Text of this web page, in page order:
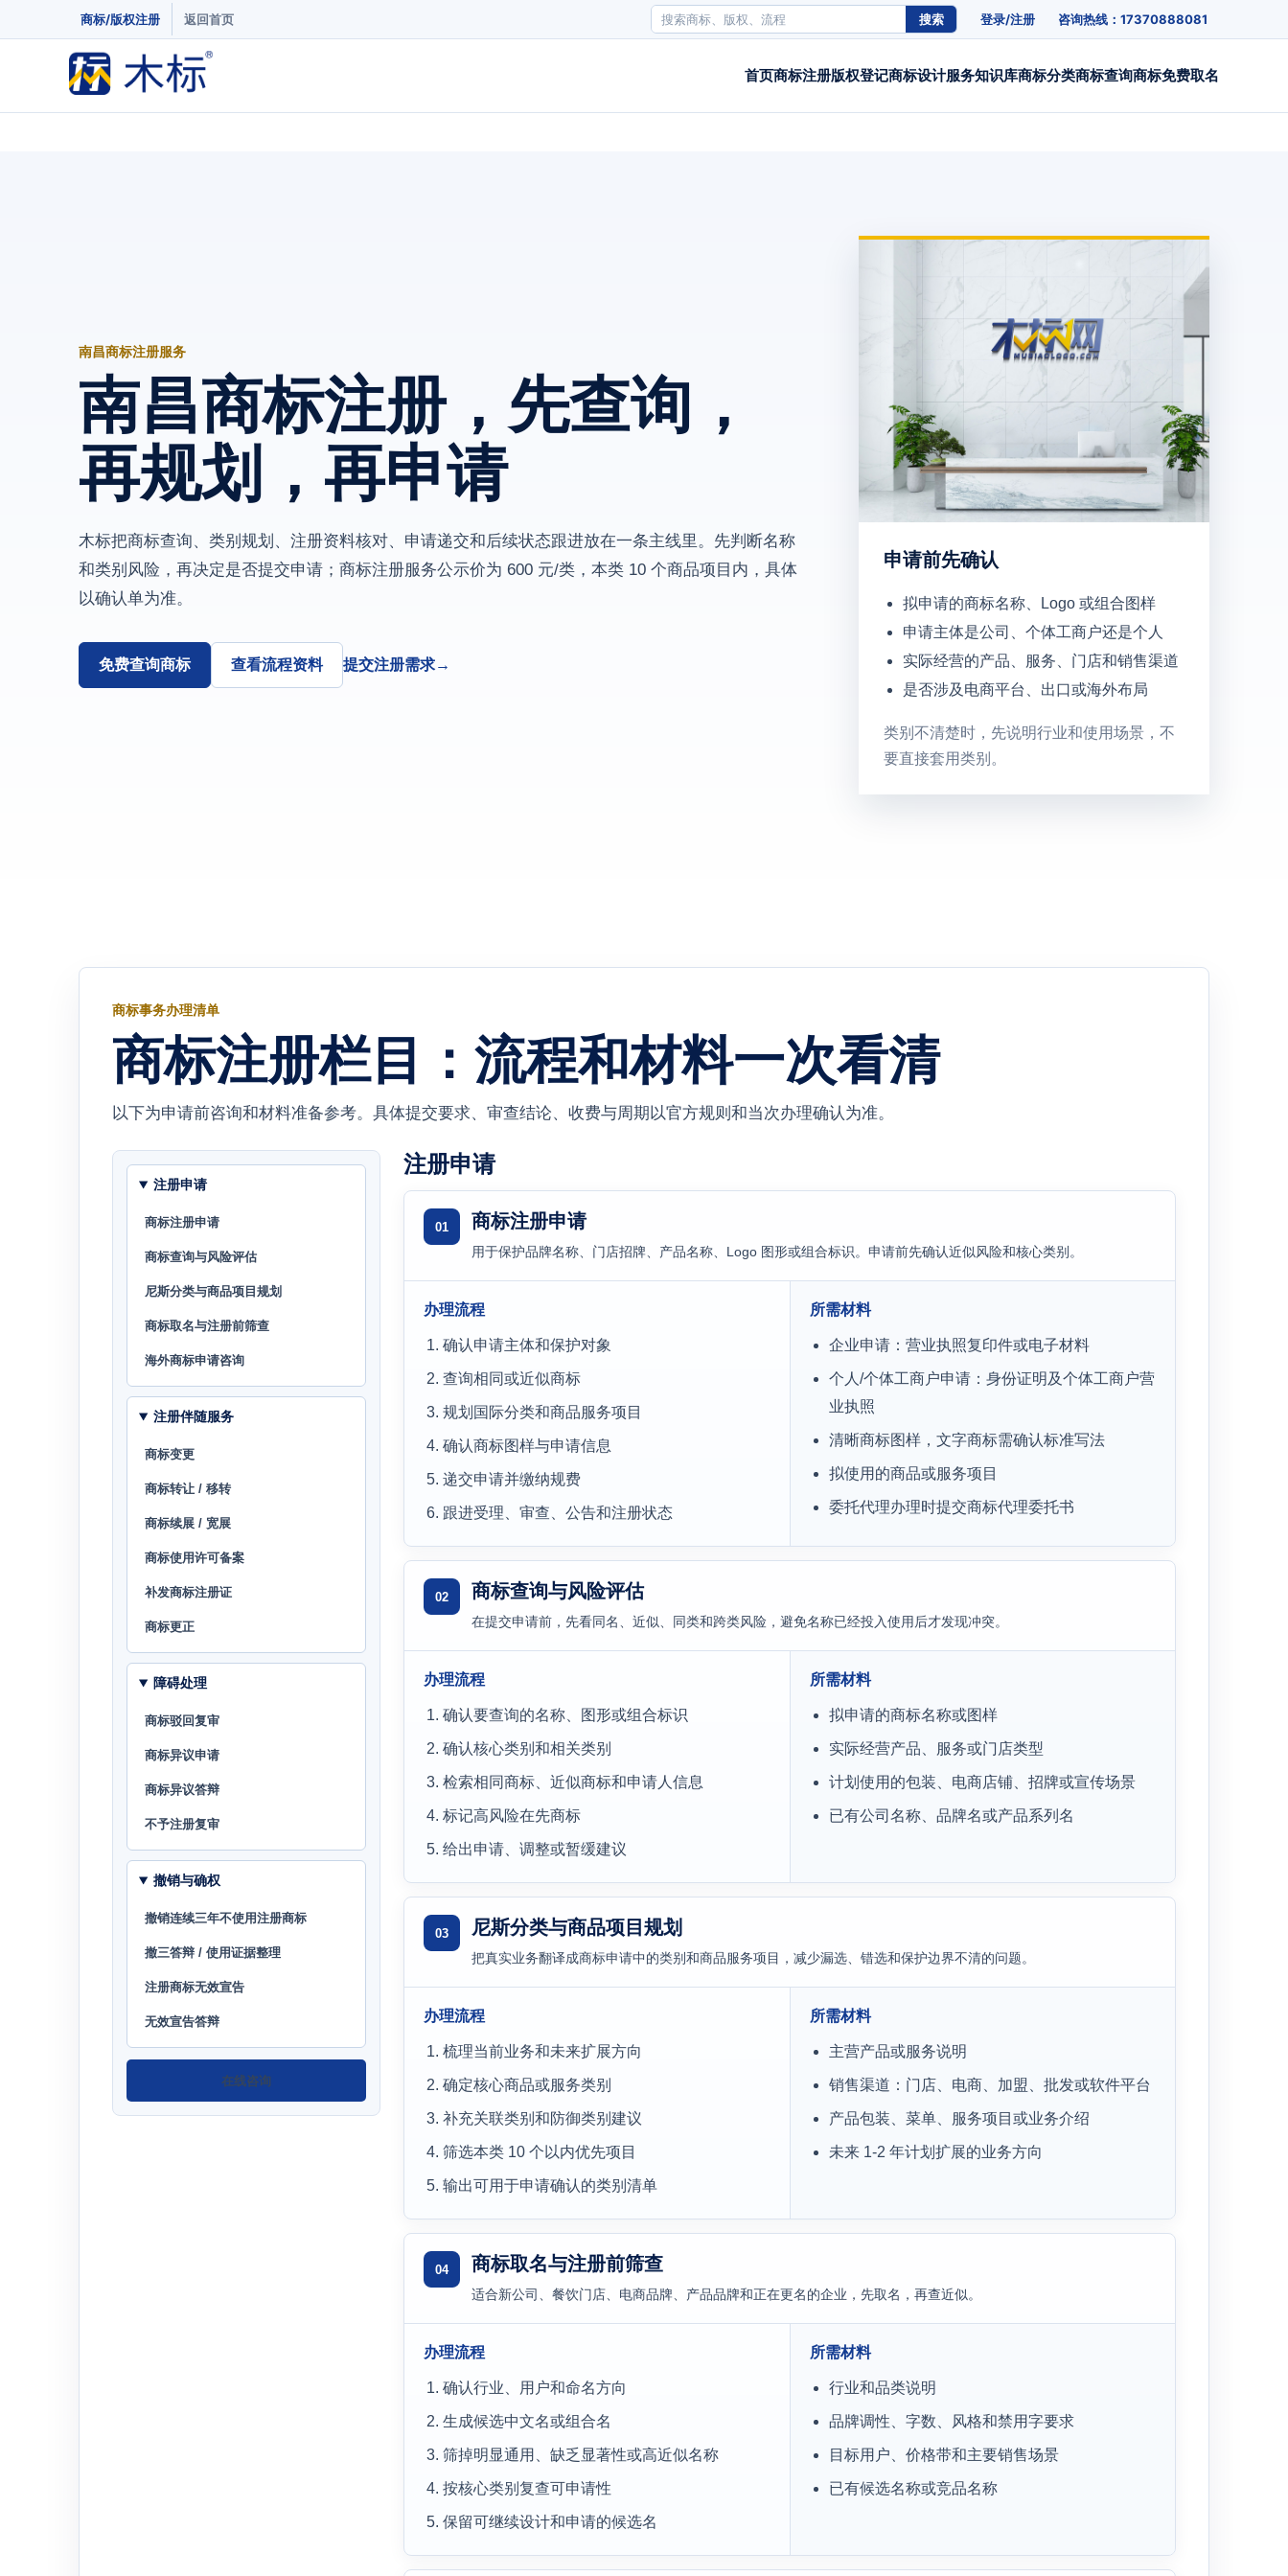
商标/版权注册 返回首页 搜索 登录/注册 咨询热线：17370888081
首页商标注册版权登记商标设计服务知识库商标分类商标查询商标免费取名
南昌商标注册服务
南昌商标注册，先查询，
再规划，再申请
木标把商标查询、类别规划、注册资料核对、申请递交和后续状态跟进放在一条主线里。先判断名称
和类别风险，再决定是否提交申请；商标注册服务公示价为 600 元/类，本类 10 个商品项目内，具体
以确认单为准。
免费查询商标 查看流程资料 提交注册需求
申请前先确认
拟申请的商标名称、Logo 或组合图样
申请主体是公司、个体工商户还是个人
实际经营的产品、服务、门店和销售渠道
是否涉及电商平台、出口或海外布局
类别不清楚时，先说明行业和使用场景，不
要直接套用类别。
商标事务办理清单
商标注册栏目：流程和材料一次看清
以下为申请前咨询和材料准备参考。具体提交要求、审查结论、收费与周期以官方规则和当次办理确认为准。
注册申请
商标注册申请
商标查询与风险评估
尼斯分类与商品项目规划
商标取名与注册前筛查
海外商标申请咨询
注册伴随服务
商标变更
商标转让 / 移转
商标续展 / 宽展
商标使用许可备案
补发商标注册证
商标更正
障碍处理
商标驳回复审
商标异议申请
商标异议答辩
不予注册复审
撤销与确权
撤销连续三年不使用注册商标
撤三答辩 / 使用证据整理
注册商标无效宣告
无效宣告答辩
在线咨询
注册申请
01 商标注册申请
用于保护品牌名称、门店招牌、产品名称、Logo 图形或组合标识。申请前先确认近似风险和核心类别。
办理流程
确认申请主体和保护对象
查询相同或近似商标
规划国际分类和商品服务项目
确认商标图样与申请信息
递交申请并缴纳规费
跟进受理、审查、公告和注册状态
所需材料
企业申请：营业执照复印件或电子材料
个人/个体工商户申请：身份证明及个体工商户营
业执照
清晰商标图样，文字商标需确认标准写法
拟使用的商品或服务项目
委托代理办理时提交商标代理委托书
02 商标查询与风险评估
在提交申请前，先看同名、近似、同类和跨类风险，避免名称已经投入使用后才发现冲突。
办理流程
确认要查询的名称、图形或组合标识
确认核心类别和相关类别
检索相同商标、近似商标和申请人信息
标记高风险在先商标
给出申请、调整或暂缓建议
所需材料
拟申请的商标名称或图样
实际经营产品、服务或门店类型
计划使用的包装、电商店铺、招牌或宣传场景
已有公司名称、品牌名或产品系列名
03 尼斯分类与商品项目规划
把真实业务翻译成商标申请中的类别和商品服务项目，减少漏选、错选和保护边界不清的问题。
办理流程
梳理当前业务和未来扩展方向
确定核心商品或服务类别
补充关联类别和防御类别建议
筛选本类 10 个以内优先项目
输出可用于申请确认的类别清单
所需材料
主营产品或服务说明
销售渠道：门店、电商、加盟、批发或软件平台
产品包装、菜单、服务项目或业务介绍
未来 1-2 年计划扩展的业务方向
04 商标取名与注册前筛查
适合新公司、餐饮门店、电商品牌、产品品牌和正在更名的企业，先取名，再查近似。
办理流程
确认行业、用户和命名方向
生成候选中文名或组合名
筛掉明显通用、缺乏显著性或高近似名称
按核心类别复查可申请性
保留可继续设计和申请的候选名
所需材料
行业和品类说明
品牌调性、字数、风格和禁用字要求
目标用户、价格带和主要销售场景
已有候选名称或竞品名称